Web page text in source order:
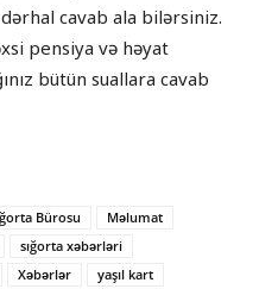
dərhal cavab ala bilərsiniz.
pensiya və həyat
bütün suallara cavab
Bürosu
Məlumat
sığorta xəbərləri
Xəbərlər
yaşıl kart